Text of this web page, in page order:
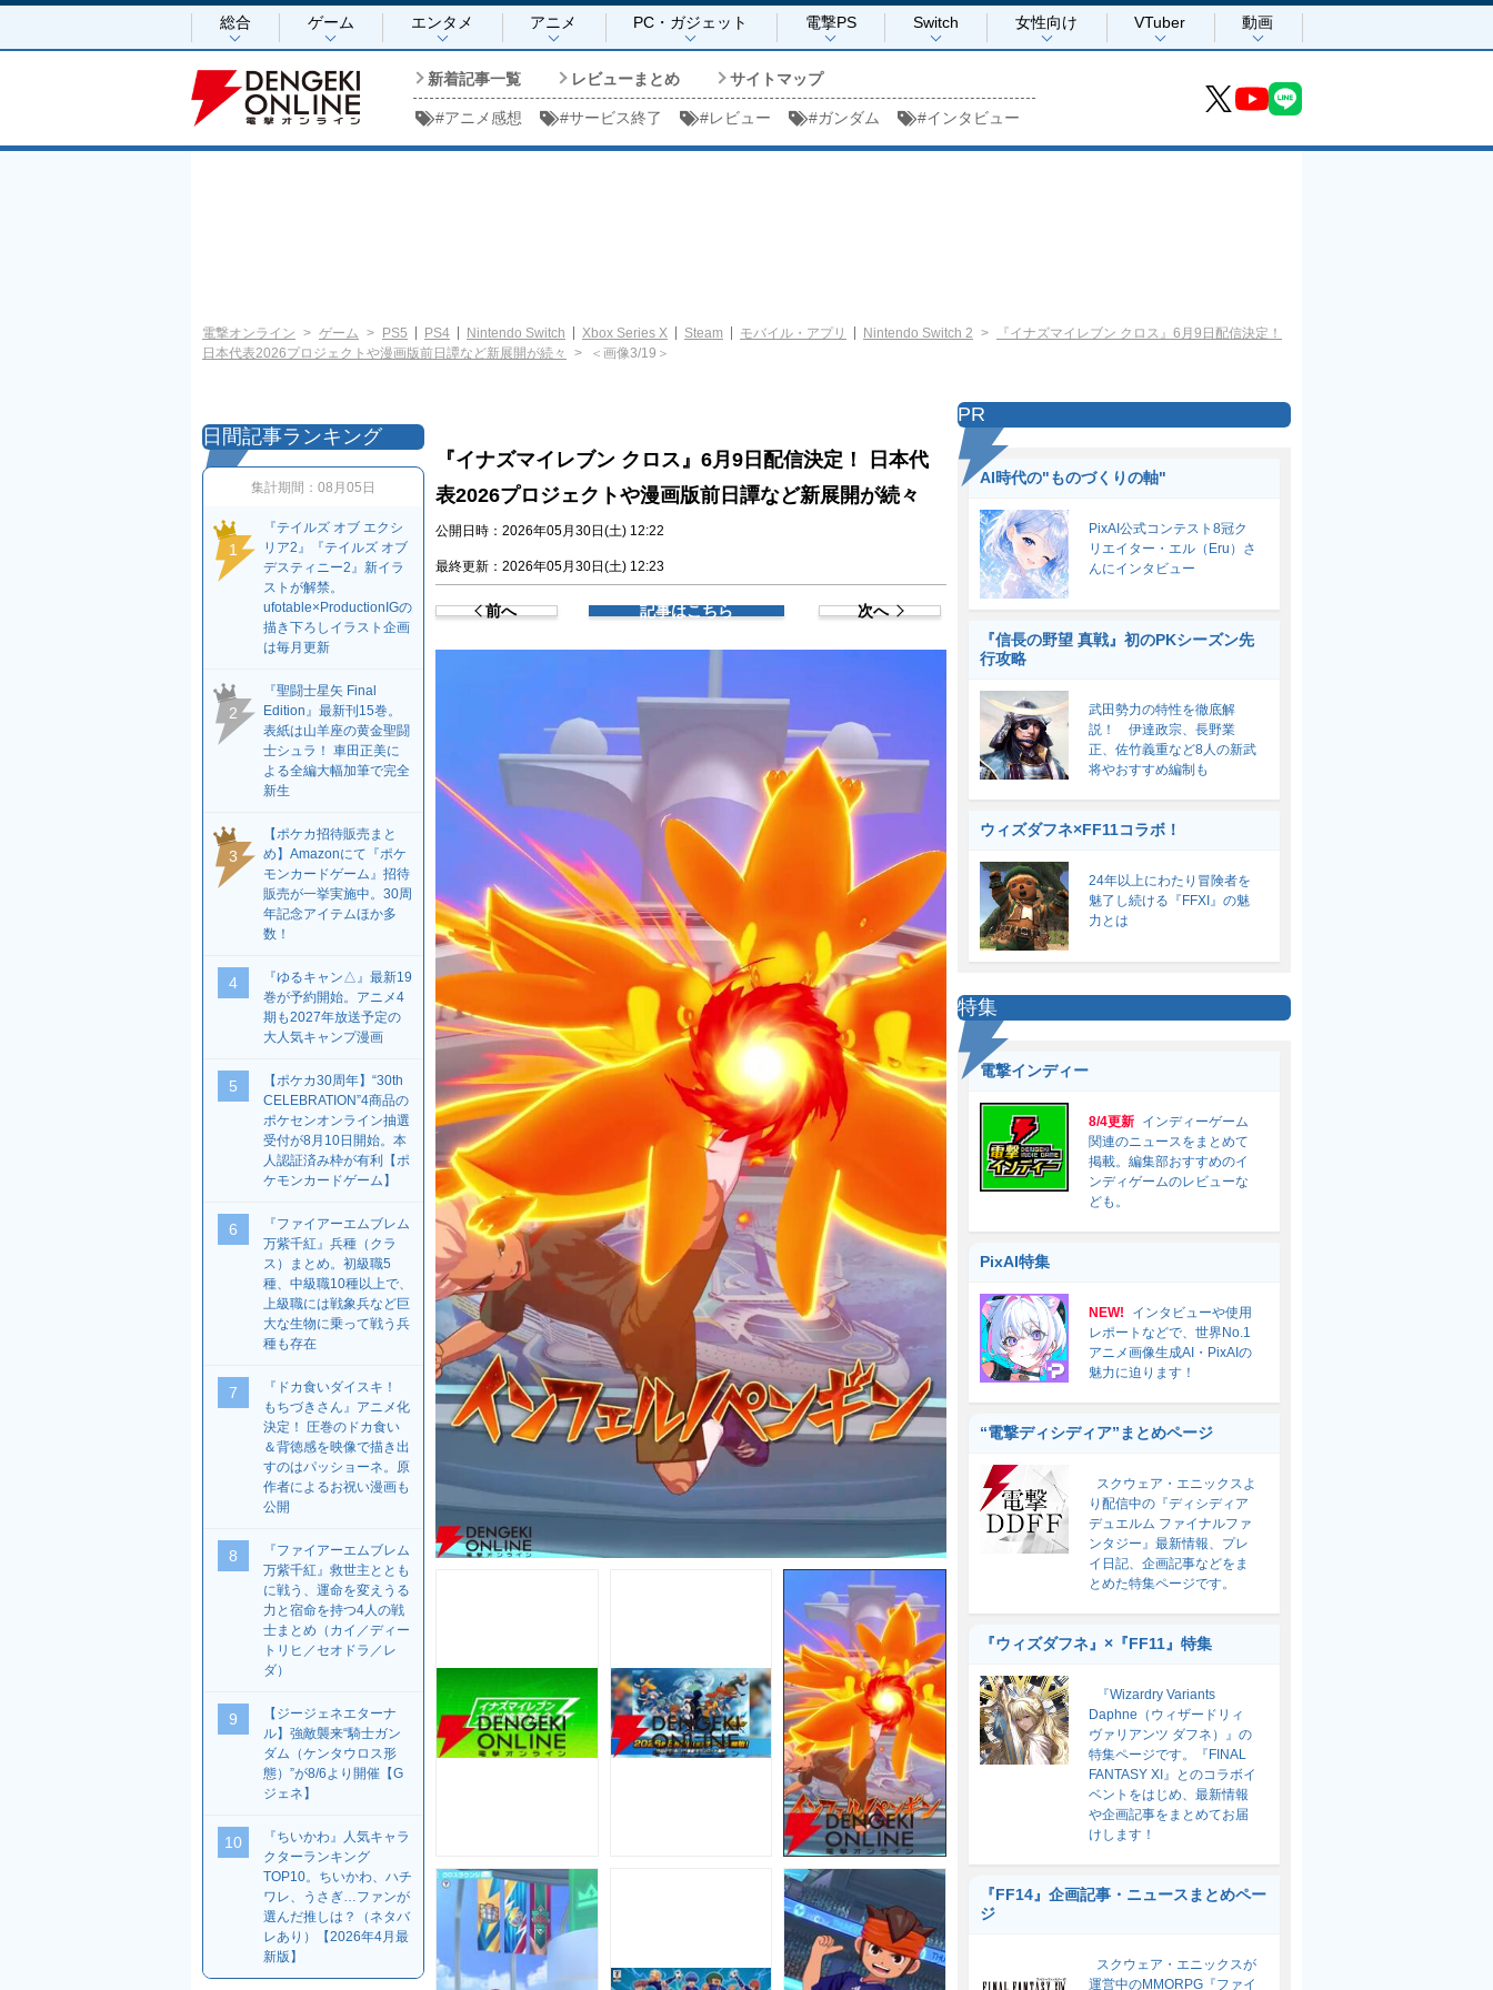
総合 ゲーム エンタメ アニメ PC・ガジェット 電撃PS Switch 女性向け VTuber 動画
新着記事一覧 レビューまとめ サイトマップ
#アニメ感想 #サービス終了 #レビュー #ガンダム #インタビュー
電撃オンライン ゲーム PS5 PS4 Nintendo Switch Xbox Series X Steam モバイル・アプリ Nintendo Switch 2
『イナズマイレブン クロス』6月9日配信決定！
日本代表2026プロジェクトや漫画版前日譚など新展開が続々
＜画像3/19＞
『イナズマイレブン クロス』6月9日配信決定！ 日本代
表2026プロジェクトや漫画版前日譚など新展開が続々
公開日時：2026年05月30日(土) 12:22
最終更新：2026年05月30日(土) 12:23
前へ 記事はこちら 次へ
日間記事ランキング
集計期間： 08月05日
1
『テイルズ オブ エクシ
リア2』『テイルズ オブ
デスティニー2』新イラ
ストが解禁。
ufotable×ProductionIGの
描き下ろしイラスト企画
は毎月更新
2
『聖闘士星矢 Final
Edition』最新刊15巻。
表紙は山羊座の黄金聖闘
士シュラ！ 車田正美に
よる全編大幅加筆で完全
新生
3
【ポケカ招待販売まと
め】Amazonにて『ポケ
モンカードゲーム』招待
販売が一挙実施中。30周
年記念アイテムほか多
数！
4
『ゆるキャン△』最新19
巻が予約開始。アニメ4
期も2027年放送予定の
大人気キャンプ漫画
5
【ポケカ30周年】“30th
CELEBRATION”4商品の
ポケセンオンライン抽選
受付が8月10日開始。本
人認証済み枠が有利【ポ
ケモンカードゲーム】
6
『ファイアーエムブレム
万紫千紅』兵種（クラ
ス）まとめ。初級職5
種、中級職10種以上で、
上級職には戦象兵など巨
大な生物に乗って戦う兵
種も存在
7
『ドカ食いダイスキ！
もちづきさん』アニメ化
決定！ 圧巻のドカ食い
＆背徳感を映像で描き出
すのはパッショーネ。原
作者によるお祝い漫画も
公開
8
『ファイアーエムブレム
万紫千紅』救世主ととも
に戦う、運命を変えうる
力と宿命を持つ4人の戦
士まとめ（カイ／ディー
トリヒ／セオドラ／レ
ダ）
9
【ジージェネエターナ
ル】強敵襲来“騎士ガン
ダム（ケンタウロス形
態）”が8/6より開催【G
ジェネ】
10
『ちいかわ』人気キャラ
クターランキング
TOP10。ちいかわ、ハチ
ワレ、うさぎ…ファンが
選んだ推しは？（ネタバ
レあり）【2026年4月最
新版】
PR
AI時代の"ものづくりの軸"
PixAI公式コンテスト8冠ク
リエイター・エル（Eru）さ
んにインタビュー
『信長の野望 真戦』初のPKシーズン先
行攻略
武田勢力の特性を徹底解
説！ 伊達政宗、長野業
正、佐竹義重など8人の新武
将やおすすめ編制も
ウィズダフネ×FF11コラボ！
24年以上にわたり冒険者を
魅了し続ける『FFXI』の魅
力とは
特集
電撃インディー
8/4更新 インディーゲーム
関連のニュースをまとめて
掲載。編集部おすすめのイ
ンディゲームのレビューな
ども。
PixAI特集
NEW!
インタビューや使用
レポートなどで、世界No.1
アニメ画像生成AI・PixAIの
魅力に迫ります！
“電撃ディシディア”まとめページ
スクウェア・エニックスよ
り配信中の『ディシディア
デュエルム ファイナルファ
ンタジー』最新情報、プレ
イ日記、企画記事などをま
とめた特集ページです。
『ウィズダフネ』×『FF11』特集
『Wizardry Variants
Daphne（ウィザードリィ
ヴァリアンツ ダフネ）』の
特集ページです。『FINAL
FANTASY XI』とのコラボイ
ベントをはじめ、最新情報
や企画記事をまとめてお届
けします！
『FF14』企画記事・ニュースまとめペー
ジ
スクウェア・エニックスが
運営中のMMORPG『ファイ